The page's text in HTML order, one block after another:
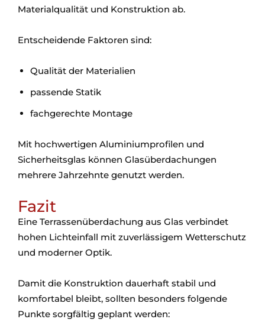
Materialqualität und Konstruktion ab.
Entscheidende Faktoren sind:
Qualität der Materialien
passende Statik
fachgerechte Montage
Mit hochwertigen Aluminiumprofilen und
Sicherheitsglas können Glasüberdachungen
mehrere Jahrzehnte genutzt werden.
Fazit
Eine Terrassenüberdachung aus Glas verbindet
hohen Lichteinfall mit zuverlässigem Wetterschutz
und moderner Optik.
Damit die Konstruktion dauerhaft stabil und
komfortabel bleibt, sollten besonders folgende
Punkte sorgfältig geplant werden: